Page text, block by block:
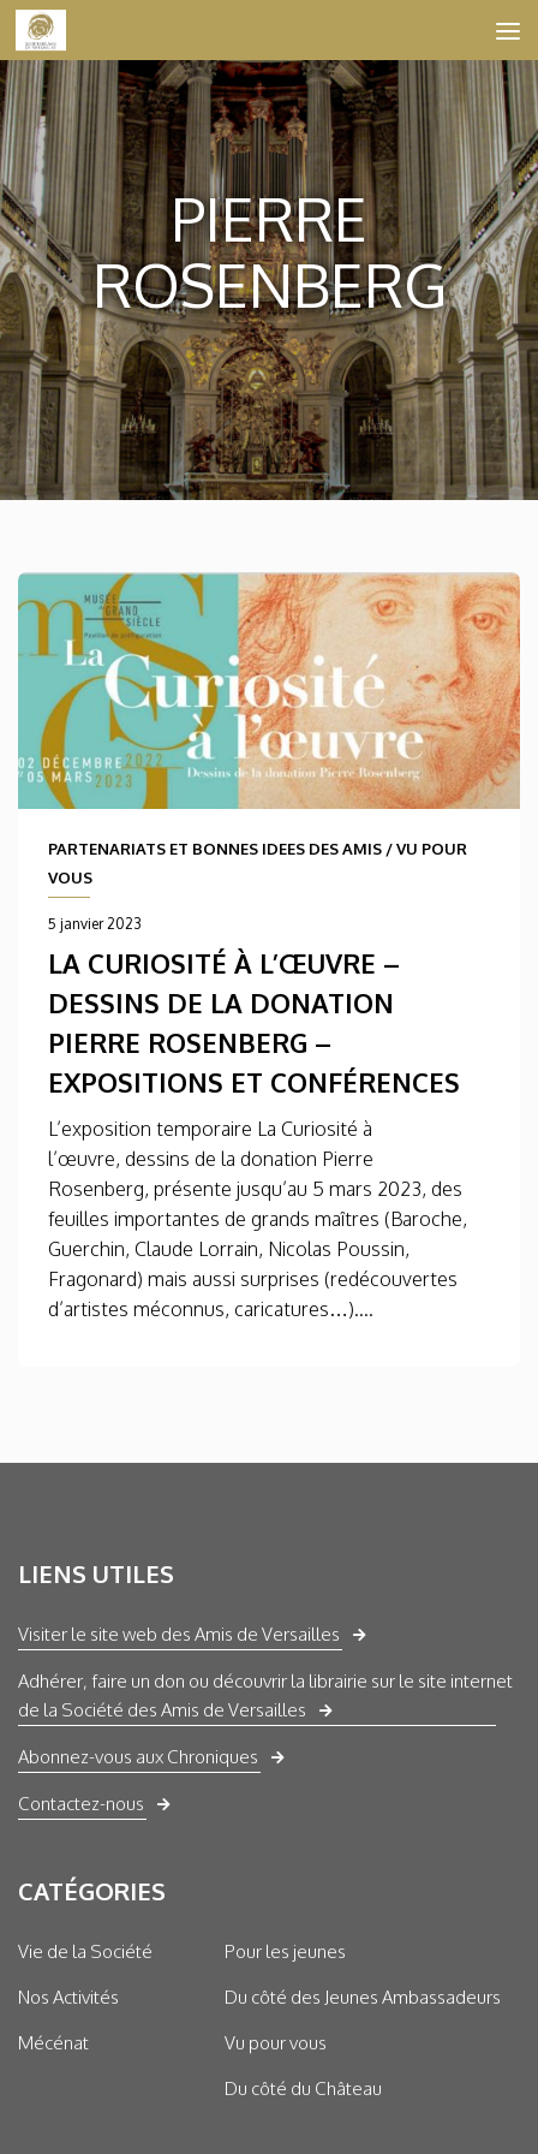
Skip to content
PIERRE
ROSENBERG
PARTENARIATS ET BONNES IDEES DES AMIS /VU POUR
VOUS
5 janvier 2023
LA CURIOSITÉ À L’ŒUVRE –
DESSINS DE LA DONATION
PIERRE ROSENBERG –
EXPOSITIONS ET CONFÉRENCES
L’exposition temporaire La Curiosité à
l’œuvre, dessins de la donation Pierre
Rosenberg, présente jusqu’au 5 mars 2023, des
feuilles importantes de grands maîtres (Baroche,
Guerchin, Claude Lorrain, Nicolas Poussin,
Fragonard) mais aussi surprises (redécouvertes
d’artistes méconnus, caricatures…)....
LIENS UTILES
Visiter le site web des Amis de Versailles
Adhérer, faire un don ou découvrir la librairie sur le site internet
de la Société des Amis de Versailles
Abonnez-vous aux Chroniques
Contactez-nous
CATÉGORIES
Vie de la Société
Nos Activités
Mécénat
Pour les jeunes
Du côté des Jeunes Ambassadeurs
Vu pour vous
Du côté du Château